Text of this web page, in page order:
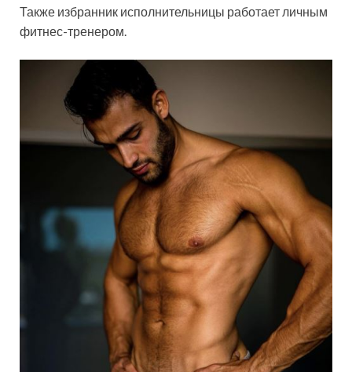
Также избранник исполнительницы работает личным
фитнес-тренером.